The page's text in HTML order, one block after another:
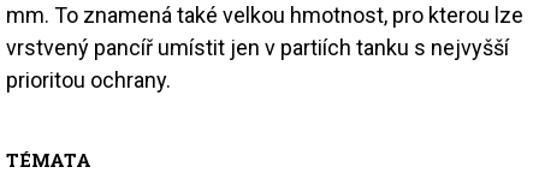
mm. To znamená také velkou hmotnost, pro kterou lze
vrstvený pancíř umístit jen v partiích tanku s nejvyšší
prioritou ochrany.
TÉMATA